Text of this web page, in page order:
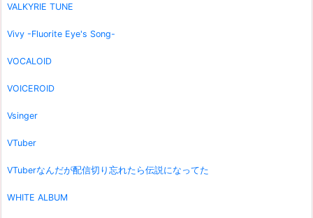
VALKYRIE TUNE
Vivy -Fluorite Eye's Song-
VOCALOID
VOICEROID
Vsinger
VTuber
VTuberなんだが配信切り忘れたら伝説になってた
WHITE ALBUM